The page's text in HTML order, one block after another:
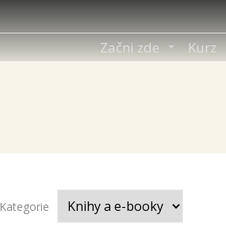
Začni zde Kurz
Kategorie